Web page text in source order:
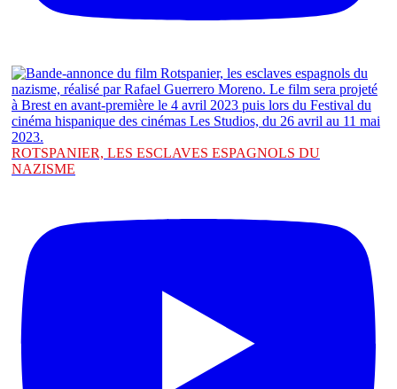
ROTSPANIER, LES ESCLAVES ESPAGNOLS DU
NAZISME